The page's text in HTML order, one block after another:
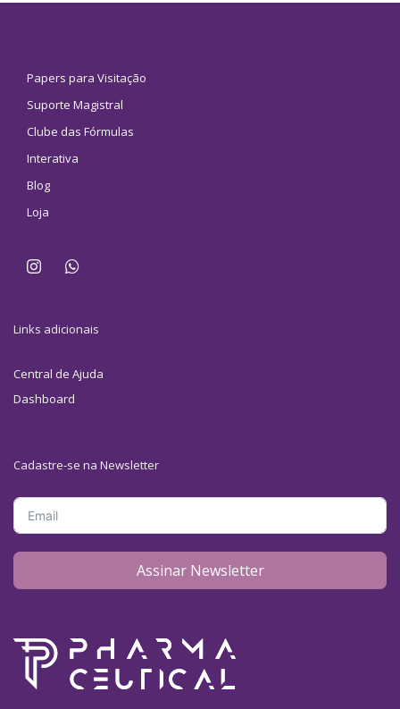
Papers para Visitação
Suporte Magistral
Clube das Fórmulas
Interativa
Blog
Loja
Links adicionais
Central de Ajuda
Dashboard
Cadastre-se na Newsletter
Assinar Newsletter